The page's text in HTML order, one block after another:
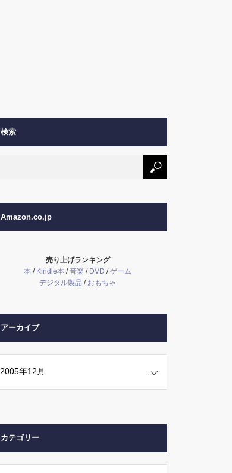
検索
Amazon.co.jp
売り上げランキング
本 / Kindle本 /音楽 / DVD /ゲーム
デジタル製品 / おもちゃ
アーカイブ
カテゴリー